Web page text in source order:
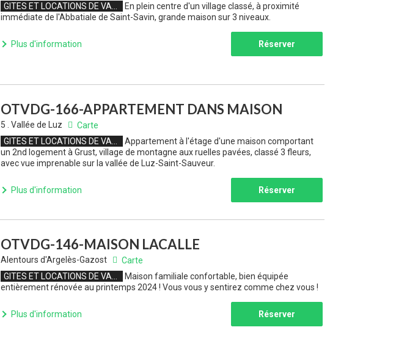
En plein centre d'un village classé, à proximité
immédiate de l'Abbatiale de Saint-Savin, grande maison sur 3 niveaux.
Plus d'information
Réserver
OTVDG-166-APPARTEMENT DANS MAISON
5 . Vallée de Luz
Carte
Appartement à l'étage d'une maison comportant
un 2nd logement à Grust, village de montagne aux ruelles pavées, classé 3 fleurs,
avec vue imprenable sur la vallée de Luz-Saint-Sauveur.
Plus d'information Réserver
OTVDG-146-MAISON LACALLE
Alentours d'Argelès-Gazost
Carte
Maison familiale confortable, bien équipée
entièrement rénovée au printemps 2024 ! Vous vous y sentirez comme chez vous !
Plus d'information
Réserver